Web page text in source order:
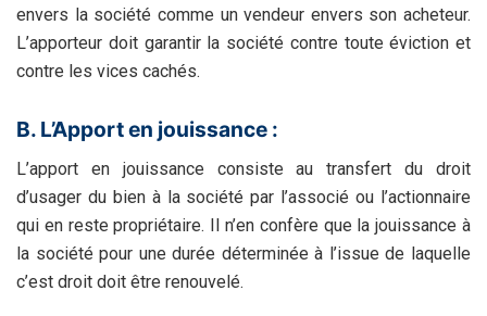
envers la société comme un vendeur envers son acheteur.
L’apporteur doit garantir la société contre toute éviction et
contre les vices cachés.
B. L’Apport en jouissance :
L’apport en jouissance consiste au transfert du droit
d’usager du bien à la société par l’associé ou l’actionnaire
qui en reste propriétaire. Il n’en confère que la jouissance à
la société pour une durée déterminée à l’issue de laquelle
c’est droit doit être renouvelé.